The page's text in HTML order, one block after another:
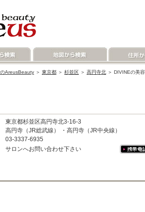
AreusBeauty ＞ 東京都 ＞ 杉並区 ＞ 高円寺北 ＞ DIVINEの美
東京都杉並区高円寺北3-16-3
高円寺（JR総武線） ・高円寺（JR中央線）
03-3337-6935
サロンへお問い合わせ下さい